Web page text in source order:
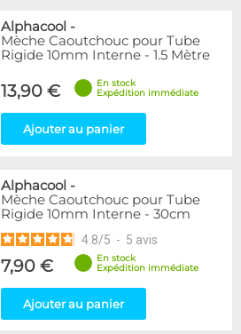
Alphacool -
Mèche Caoutchouc pour Tube
Rigide 10mm Interne - 1.5 Mètre
13,90 €
En stock
Expédition immédiate
Ajouter au panier
Alphacool -
Mèche Caoutchouc pour Tube
Rigide 10mm Interne - 30cm
4.8/5 - 5 avis
7,90 €
En stock
Expédition immédiate
Ajouter au panier